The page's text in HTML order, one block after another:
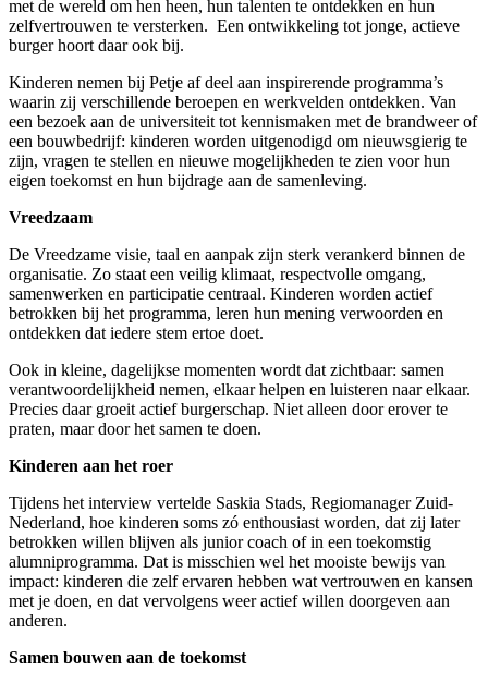
met de wereld om hen heen, hun talenten te ontdekken en hun
zelfvertrouwen te versterken. Een ontwikkeling tot jonge, actieve
burger hoort daar ook bij.
Kinderen nemen bij Petje af deel aan inspirerende programma’s
waarin zij verschillende beroepen en werkvelden ontdekken. Van
een bezoek aan de universiteit tot kennismaken met de brandweer of
een bouwbedrijf: kinderen worden uitgenodigd om nieuwsgierig te
zijn, vragen te stellen en nieuwe mogelijkheden te zien voor hun
eigen toekomst en hun bijdrage aan de samenleving.
Vreedzaam
De Vreedzame visie, taal en aanpak zijn sterk verankerd binnen de
organisatie. Zo staat een veilig klimaat, respectvolle omgang,
samenwerken en participatie centraal. Kinderen worden actief
betrokken bij het programma, leren hun mening verwoorden en
ontdekken dat iedere stem ertoe doet.
Ook in kleine, dagelijkse momenten wordt dat zichtbaar: samen
verantwoordelijkheid nemen, elkaar helpen en luisteren naar elkaar.
Precies daar groeit actief burgerschap. Niet alleen door erover te
praten, maar door het samen te doen.
Kinderen aan het roer
Tijdens het interview vertelde Saskia Stads, Regiomanager Zuid-
Nederland, hoe kinderen soms zó enthousiast worden, dat zij later
betrokken willen blijven als junior coach of in een toekomstig
alumniprogramma. Dat is misschien wel het mooiste bewijs van
impact: kinderen die zelf ervaren hebben wat vertrouwen en kansen
met je doen, en dat vervolgens weer actief willen doorgeven aan
anderen.
Samen bouwen aan de toekomst